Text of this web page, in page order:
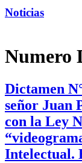
Noticias
Numero
Dictamen
señor Juan
con la Ley
Intelectual.